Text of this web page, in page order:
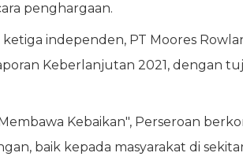
penghargaan.
independen, PT Moores
Keberlanjutan 2021, dengan
Kebaikan", Perseroan
baik kepada masyarakat di